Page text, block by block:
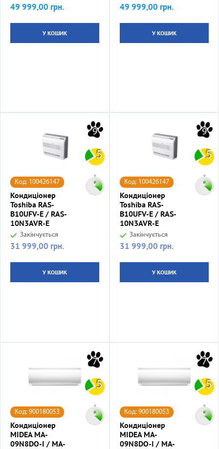
Ціна
49 999,00 грн.
У КОШИК
Ціна
49 999,00 грн.
У КОШИК
9
5
Код: 100426147
Кондиціонер
Toshiba RAS-
B10UFV-E / RAS-
10N3AVR-E
Закінчується
Ціна
31 999,00 грн.
У КОШИК
9
5
Код: 100426147
Кондиціонер
Toshiba RAS-
B10UFV-E / RAS-
10N3AVR-E
Закінчується
Ціна
31 999,00 грн.
У КОШИК
7
5
Код: 900180053
Кондиціонер
MIDEA MA-
09N8DO-I / MA-
7
5
Код: 900180053
Кондиціонер
MIDEA MA-
09N8DO-I / MA-